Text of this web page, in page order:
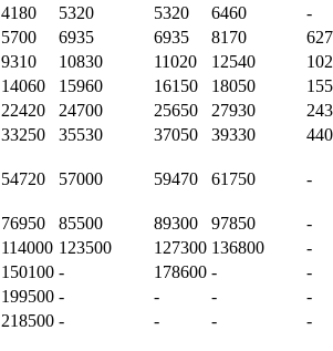
4180 5320 5320 6460
-
5700 6935 6935 8170
9310 10830 11020 12540
14060 15960 16150 18050
22420 24700 25650 27930
33250 35530 37050 39330
54720 57000 59470 61750 -
76950 85500 89300 97850
-
114000 123500 127300 136800
-
150100 - 178600 -
-
199500 - - -
-
218500 - - - -